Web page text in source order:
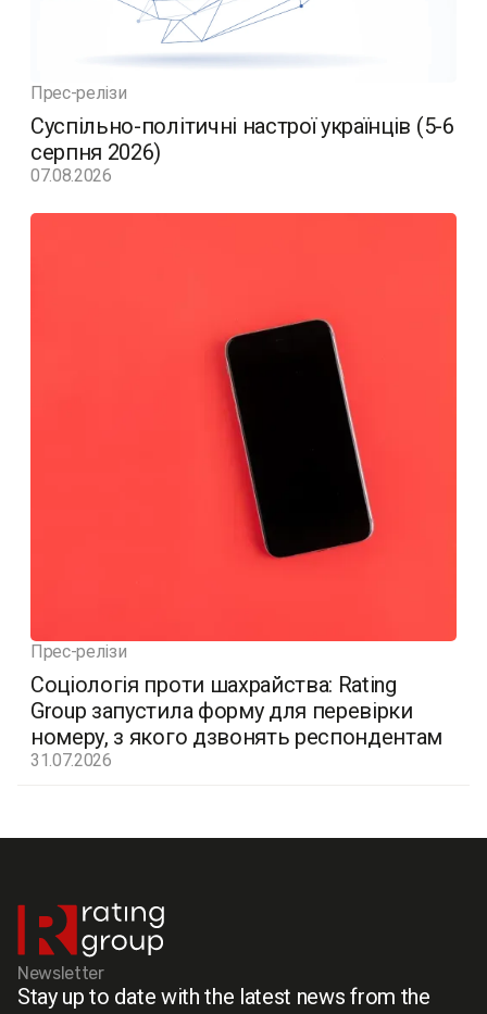
Прес-релізи
Суспільно-політичні настрої українців (5-6
серпня 2026)
07.08.2026
Прес-релізи
Соціологія проти шахрайства: Rating
Group запустила форму для перевірки
номеру, з якого дзвонять респондентам
31.07.2026
Newsletter
Stay up to date with the latest news from the